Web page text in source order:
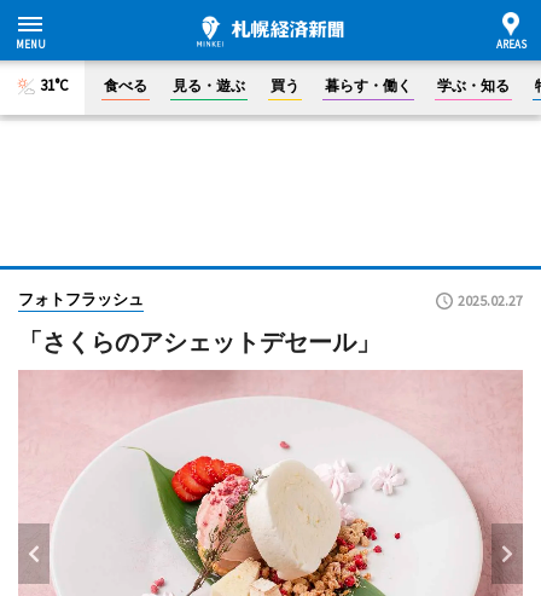
31°C 食べる 見る・遊ぶ 買う 暮らす・働く 学ぶ・知る
フォトフラッシュ 2025.02.27
「さくらのアシェットデセール」